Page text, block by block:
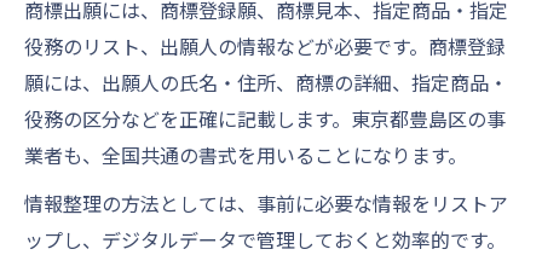
商標出願には、商標登録願、商標見本、指定商品・指定
役務のリスト、出願人の情報などが必要です。商標登録
願には、出願人の氏名・住所、商標の詳細、指定商品・
役務の区分などを正確に記載します。東京都豊島区の事
業者も、全国共通の書式を用いることになります。
情報整理の方法としては、事前に必要な情報をリストア
ップし、デジタルデータで管理しておくと効率的です。